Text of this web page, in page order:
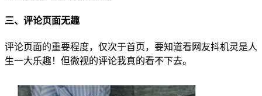
三、评论页面无趣
评论页面的重要程度，仅次于首页，要知道看网友抖机灵是人
生一大乐趣！但微视的评论我真的看不下去。